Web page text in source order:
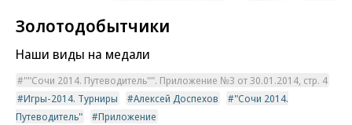
Золотодобытчики
Наши виды на медали
""Сочи 2014. Путеводитель"". Приложение №3 от 30.01.2014, стр. 4
Игры-2014. Турниры
Алексей Доспехов
"Сочи 2014.
Путеводитель"
Приложение